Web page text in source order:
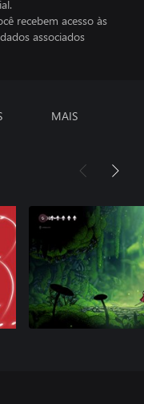
recebem acesso às
associados
MAIS